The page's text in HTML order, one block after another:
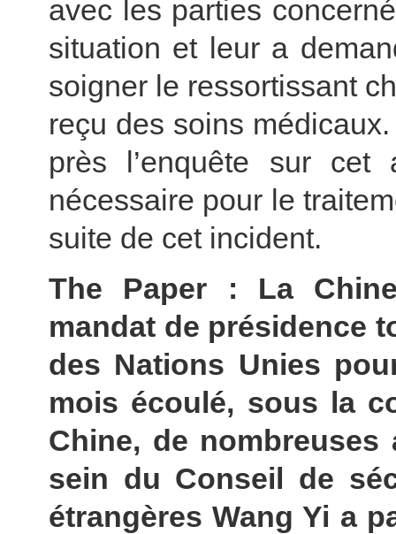
avec les parties
situation et leur a
soigner le ressortissant
reçu des soins
près l’enquête sur cet
nécessaire pour le
suite de cet incident.
The Paper : La
mandat de présidence
des Nations Unies
mois écoulé, sous la
Chine, de
sein du Conseil de
étrangères Wang Yi a